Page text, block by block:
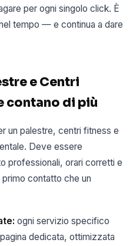
per ogni singolo click. È
tempo — e continua a dare
e Centri
contano di più
un palestre, centri fitness e
Deve essere
professionali, orari corretti e
contatto che un
ogni servizio specifico
dedicata, ottimizzata